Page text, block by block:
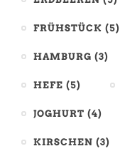
FRÜHSTÜCK (5)
HAMBURG (3)
HEFE (5)
JOGHURT (4)
KIRSCHEN (3)